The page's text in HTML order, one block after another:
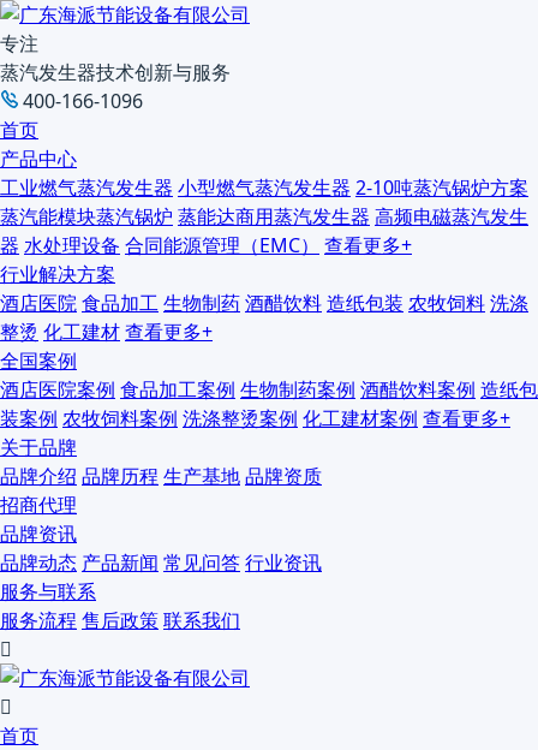
专注
蒸汽发生器技术创新与服务
400-166-1096
首页
产品中心
工业燃气蒸汽发生器 小型燃气蒸汽发生器 2-10吨蒸汽锅炉方案
蒸汽能模块蒸汽锅炉 蒸能达商用蒸汽发生器 高频电磁蒸汽发生
器 水处理设备 合同能源管理（EMC）
查看更多+
行业解决方案
酒店医院食品加工生物制药酒醋饮料造纸包装 农牧饲料洗涤
整烫 化工建材查看更多+
全国案例
酒店医院案例 食品加工案例 生物制药案例 酒醋饮料案例 造纸包
装案例 农牧饲料案例 洗涤整烫案例 化工建材案例 查看更多+
关于品牌
品牌介绍 品牌历程 生产基地品牌资质
招商代理
品牌资讯
品牌动态 产品新闻 常见问答行业资讯
服务与联系
服务流程 售后政策联系我们


首页